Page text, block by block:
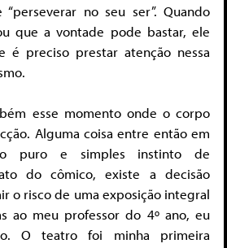
“perseverar no seu ser”. Quando
que a vontade pode bastar, ele
é preciso prestar atenção nessa
esse momento onde o corpo
Alguma coisa entre então em
o puro e simples instinto de
do cômico, existe a decisão
o risco de uma exposição integral
ao meu professor do 4º ano, eu
O teatro foi minha primeira